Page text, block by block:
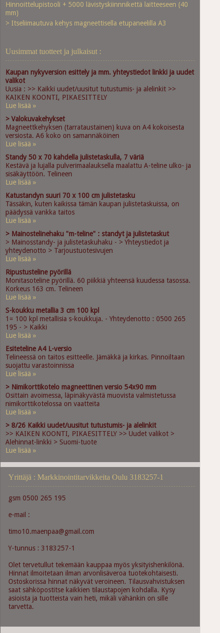
Hinnoittelupistooli + 5000 lävistyskiinnnikettä laitteeseen (40
mm)
> Itseliimautuva kehys magneettisella etupaneelilla A3
Uusimmat tuotteet ja julkaisut :
Kaupan nykyversion esittely ja mm. yhteystiedot linkki ja uudet
valikot
Uusia : >> Kaikki uudet/uusitut tutustumis- ja alelinkit >>
KAIKEN KOONTI, PIKAESITTELY
Lue lisää »
> Valokuvakehykset
Magneettkehyksen (tarrataustainen) kuva on A4 kokoisesta
versiosta. A6 koko on samannäköinen
Lue lisää »
Standy 50 x 70 kahdella julistetaskulla, 7 väriä
Kestävä ja lujalla pulverimaalauksella maalattu A-teline ulko- ja
sisäkäyttöön. Telineen
Lue lisää »
Katustandyn suuri 70 x 100 cm julistetasku
Tässäkin, kuten kaikissa tämän kaupan julistetaskuissa, on
päädyssä vankka taitos
Lue lisää »
> Mainostelinehaku "m-teline" : standyt ja julistetaskut
> Mainosstandy- ja julistetaskuhaku - > Yhteystiedot ja
yhteydenotto > Tarjoustuotesivujen
Lue lisää »
Ripustusteline pyörillä
Monitasoteline pyörillä. 60 piikkiä yhteensä kuudessa tasossa.
Korkeus 163 cm. Telineen
Lue lisää »
S-koukku metallia 3 cm 100 kpl
1= 100 kpl metallisia s-koukkuja. - Yhteydenotto : 0500 265
195 - > Kaikki
Lue lisää »
Esiteteline A4 L-versio
Telineessä on taitos esitteelle. Jämäkkä ja kirkas. Pinnoiltaan
suojattu varastoinnissa
Lue lisää »
> Nimikorttikotelo magneettinen versio 54x90 mm
Osittain avoimessa, läpinäkyvästä muovista valmistetussa
nimikorttikotelossa on vaatteita
Lue lisää »
> 8/26 Kaikki uudet/uusitut tutustumis- ja alelinkit
>> KAIKEN KOONTI, PIKAESITTELY >> Uudet valikot >
Alehinnat-linkki > Suomi-tuote
Lue lisää »
Yrittäjä : Markkinointitarvikkeita Oulu 3183257-1
gsm 0500 265 195
e-mail :
timo10.maenpaa@gmail.com
Y-tunnus : 3183257-1
Olet tervetullut tekemään kauppaa myös yksityishenkilönä.
Hinnat ilmoitetaan ilman arvonlisäveroa tuotekohtaisesti.
Ostoskorissa hinnat näkyvät veroineen. Tilausvahvistuksen
saat sähköpostitse kaikkien tilaustapojen kohdalla. Kysy
asioista ja tuotteista vain heti, mikäli vähänkin on sille
tarvetta.